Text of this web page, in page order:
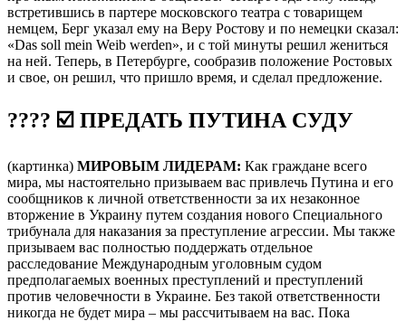
встретившись в партере московского театра с товарищем
немцем, Берг указал ему на Веру Ростову и по немецки сказал:
«Das soll mein Weib werden», и с той минуты решил жениться
на ней. Теперь, в Петербурге, сообразив положение Ростовых
и свое, он решил, что пришло время, и сделал предложение.
???? ☑️ ПРЕДАТЬ ПУТИНА СУДУ
(картинка) МИРОВЫМ ЛИДЕРАМ: Как граждане всего
мира, мы настоятельно призываем вас привлечь Путина и его
сообщников к личной ответственности за их незаконное
вторжение в Украину путем создания нового Специального
трибунала для наказания за преступление агрессии. Мы также
призываем вас полностью поддержать отдельное
расследование Международным уголовным судом
предполагаемых военных преступлений и преступлений
против человечности в Украине. Без такой ответственности
никогда не будет мира – мы рассчитываем на вас. Пока